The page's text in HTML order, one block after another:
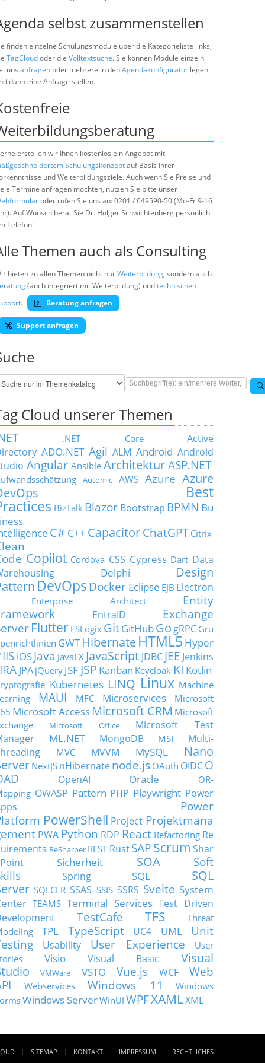
selbst zusammenstellen
finden einzelne Schulungsmodule über die Kategorieliste links,
TagCloudoder die Volltextsuche. Sie können Module einzeln
uns anfragenoder mehrere in denAgendakonfigurator legen
dann eine Anfrage stellen.
erstellen wir Ihnen kostenlos ein Angebot mit
Schulungskonzeptauf Basis Ihrer
und Weiterbildungsziele. Auch wenn Sie Preise und
Termine anfragen möchten, nutzen Sie bitte unser
oder rufen Sie uns an: 0201 / 649590-50 (Mo-Fr 9-16
Auf Wunsch berät Sie Dr. Holger Schwichtenberg persönlich
Telefon!
Themen auch als Consulting
bieten zu allen Themen nicht nurWeiterbildung, sondern auch
(auch integriert mit Weiterbildung) undtechnischen
. Beratung anfragen
Support anfragen
Cloud unserer Themen
.NET Core
Active
ADO.NET Agil ALM Android Android
Angular Ansible Architektur ASP.NET
Automic AWS Azure Azure
Best
BizTalk Blazor Bootstrap BPMN Bu
C# C++ Capacitor ChatGPT Citrix
Copilot Cordova CSS Cypress Dart Data
Delphi
Design
DevOps Docker Eclipse EJB Electron
Enterprise Architect
Entity
EntraID
Exchange
Flutter FSLogix GitGitHubGo gRPC Gru
GWT HibernateHTML5 Hyper
IIS iOSJava JavaFX JavaScript JDBC JEE Jenkins
JPA jQuery JSF JSP Kanban Keycloak KI Kotlin
Kubernetes LINQ Linux Machine
MAUI MFC Microservices
Microsoft
Microsoft Access Microsoft CRM Microsoft
Microsoft Office
Microsoft Test
ML.NET MongoDB MSI
Multi-
MVC MVVM MySQL
Nano
NextJS nHibernatenode.js OAuth OIDCO
OpenAI Oracle
OR-
OWASP Pattern PHP Playwright Power
Power
PowerShell Project Projektmana
PWA Python RDP React Refactoring Re
ReSharper REST Rust SAP Scrum Shar
Sicherheit SOA
Soft
Spring SQL
SQL
SQLCLR SSAS SSIS SSRS Svelte System
TEAMS Terminal Services Test Driven
TestCafe TFS
Threat
TPL TypeScript UC4 UML
Unit
Usability User Experience
User
Visio Visual Basic
Visual
VMWare VSTO Vue.js WCF
Web
Webservices Windows 11
Windows
Windows ServerWinUI WPFXAMLXML
SITEMAP KONTAKT IMPRESSUM RECHTLICHES